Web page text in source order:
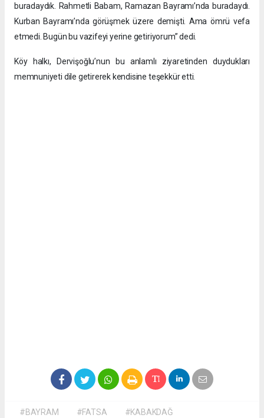
buradaydık. Rahmetli Babam, Ramazan Bayramı’nda buradaydı.
Kurban Bayramı’nda görüşmek üzere demişti. Ama ömrü vefa
etmedi. Bugün bu vazifeyi yerine getiriyorum” dedi.
Köy halkı, Dervişoğlu’nun bu anlamlı ziyaretinden duydukları
memnuniyeti dile getirerek kendisine teşekkür etti.
#BAYRAM #FATSA #KABAKDAĞ